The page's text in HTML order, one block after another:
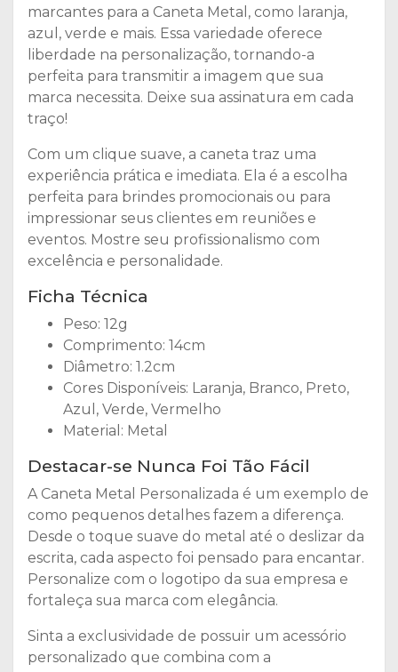
marcantes para a Caneta Metal, como laranja,
azul, verde e mais. Essa variedade oferece
liberdade na personalização, tornando-a
perfeita para transmitir a imagem que sua
marca necessita. Deixe sua assinatura em cada
traço!
Com um clique suave, a caneta traz uma
experiência prática e imediata. Ela é a escolha
perfeita para brindes promocionais ou para
impressionar seus clientes em reuniões e
eventos. Mostre seu profissionalismo com
excelência e personalidade.
Ficha Técnica
Peso: 12g
Comprimento: 14cm
Diâmetro: 1.2cm
Cores Disponíveis: Laranja, Branco, Preto,
Azul, Verde, Vermelho
Material: Metal
Destacar-se Nunca Foi Tão Fácil
A Caneta Metal Personalizada é um exemplo de
como pequenos detalhes fazem a diferença.
Desde o toque suave do metal até o deslizar da
escrita, cada aspecto foi pensado para encantar.
Personalize com o logotipo da sua empresa e
fortaleça sua marca com elegância.
Sinta a exclusividade de possuir um acessório
personalizado que combina com a